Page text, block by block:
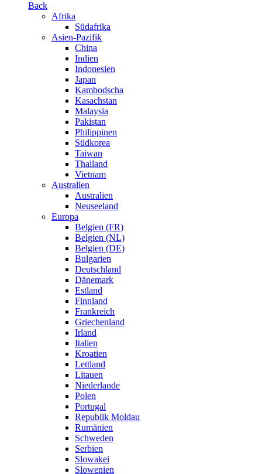
Back
Afrika
Südafrika
Asien-Pazifik
China
Indien
Indonesien
Japan
Kambodscha
Kasachstan
Malaysia
Pakistan
Philippinen
Südkorea
Taiwan
Thailand
Vietnam
Australien
Australien
Neuseeland
Europa
Belgien (FR)
Belgien (NL)
Belgien (DE)
Bulgarien
Deutschland
Dänemark
Estland
Finnland
Frankreich
Griechenland
Irland
Italien
Kroatien
Lettland
Litauen
Niederlande
Polen
Portugal
Republik Moldau
Rumänien
Schweden
Serbien
Slowakei
Slowenien